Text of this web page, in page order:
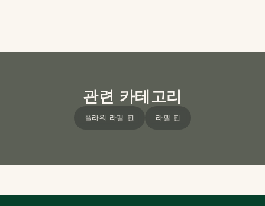
관련 카테고리
플라워 라펠 핀 라펠 핀